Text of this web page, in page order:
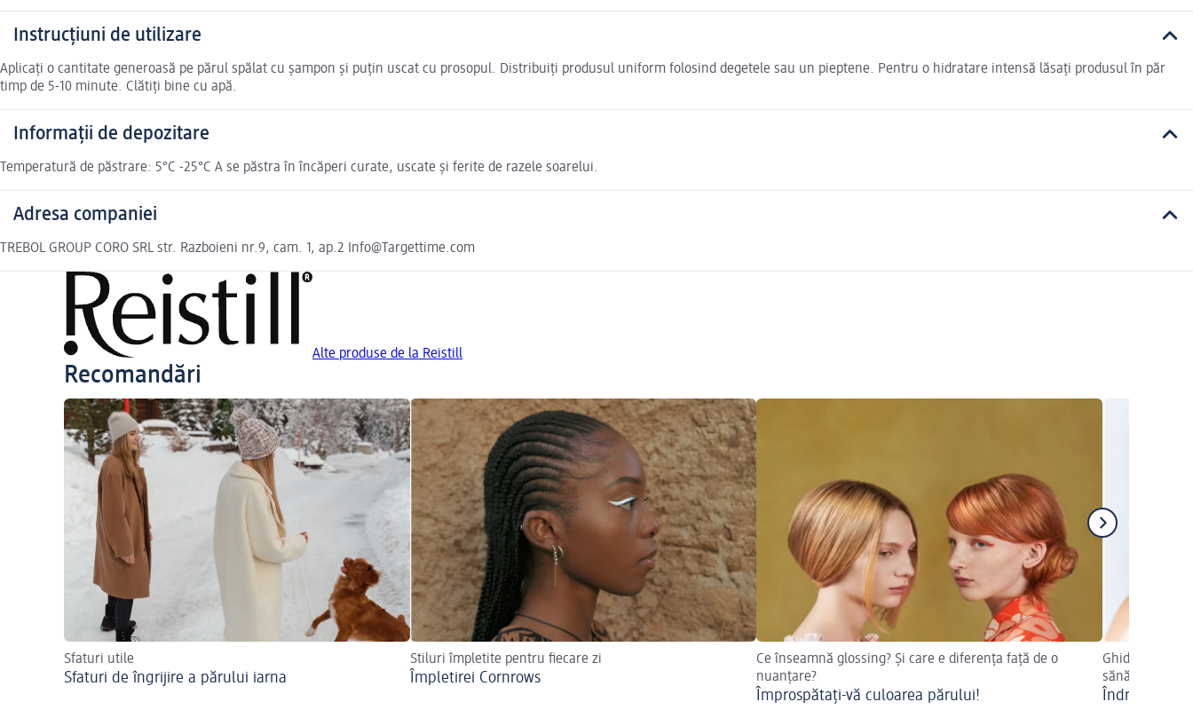
Instrucțiuni de utilizare
Aplicați o cantitate generoasă pe părul spălat cu șampon și puțin uscat cu prosopul. Distribuiți produsul uniform folosind degetele sau un pieptene. Pentru o hidratare intensă lăsați produsul în păr
timp de 5-10 minute. Clătiți bine cu apă.
Informații de depozitare
Temperatură de păstrare: 5°C -25°C A se păstra în încăperi curate, uscate și ferite de razele soarelui.
Adresa companiei
TREBOL GROUP CORO SRL str. Razboieni nr.9, cam. 1, ap.2 Info@Targettime.com
Alte produse de la Reistill
Recomandări
Sfaturi utile
Sfaturi de îngrijire a părului iarna
Stiluri împletite pentru fiecare zi
Împletirei Cornrows
Ce înseamnă glossing? Și care e diferența față de o
nuanțare?
Împrospătați-vă culoarea părului!
Ghidul vostru
sănătos
Îndreptarea